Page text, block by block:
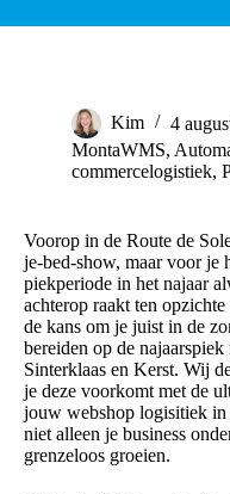
Kim
4
MontaWMS,
commercelogistiek,
Voorop in de Route de
je-bed-show, maar voor je
piekperiode in het najaar
achterop raakt ten
de kans om je juist in de
bereiden op de
Sinterklaas en Kerst. Wij
je deze voorkomt met de
jouw webshop logisitiek
niet alleen je business
grenzeloos groeien.